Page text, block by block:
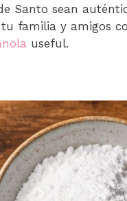
Santo sean
familia y amigos
useful.